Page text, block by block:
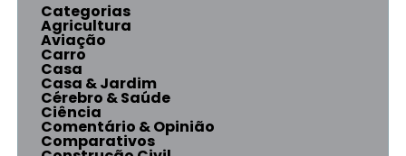
Categorias
Agricultura
Aviação
Carro
Casa
Casa & Jardim
Cérebro & Saúde
Ciência
Comentário & Opinião
Comparativos